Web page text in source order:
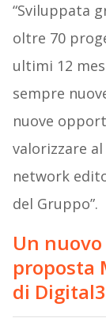
“Sviluppata
oltre 70
ultimi 12
sempre
nuove
valorizzare
network
del Gruppo”.
Un
proposta
di